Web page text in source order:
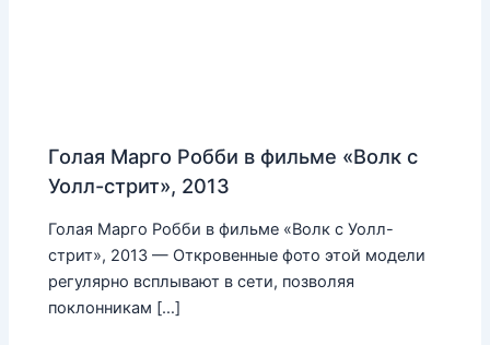
Голая Марго Робби в фильме «Волк с
Уолл-стрит», 2013
Голая Марго Робби в фильме «Волк с Уолл-
стрит», 2013 — Откровенные фото этой модели
регулярно всплывают в сети, позволяя
поклонникам […]